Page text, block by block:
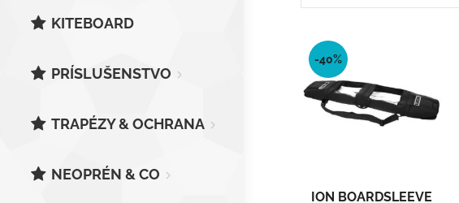
KITEBOARD
PRÍSLUŠENSTVO
TRAPÉZY & OCHRANA
NEOPRÉN & CO
-40%
ION BOARDSLEEVE